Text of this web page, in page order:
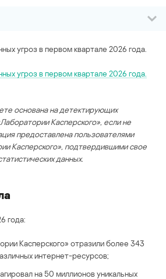
угроз в первом квартале 2026 года.
угроз в первом квартале 2026 года.
основана на детектирующих
Касперского», если не
предоставлена пользователями
Касперского», подтвердившими свое
данных.
года:
Касперского» отразили более 343
интернет-ресурсов;
на 50 миллионов уникальных